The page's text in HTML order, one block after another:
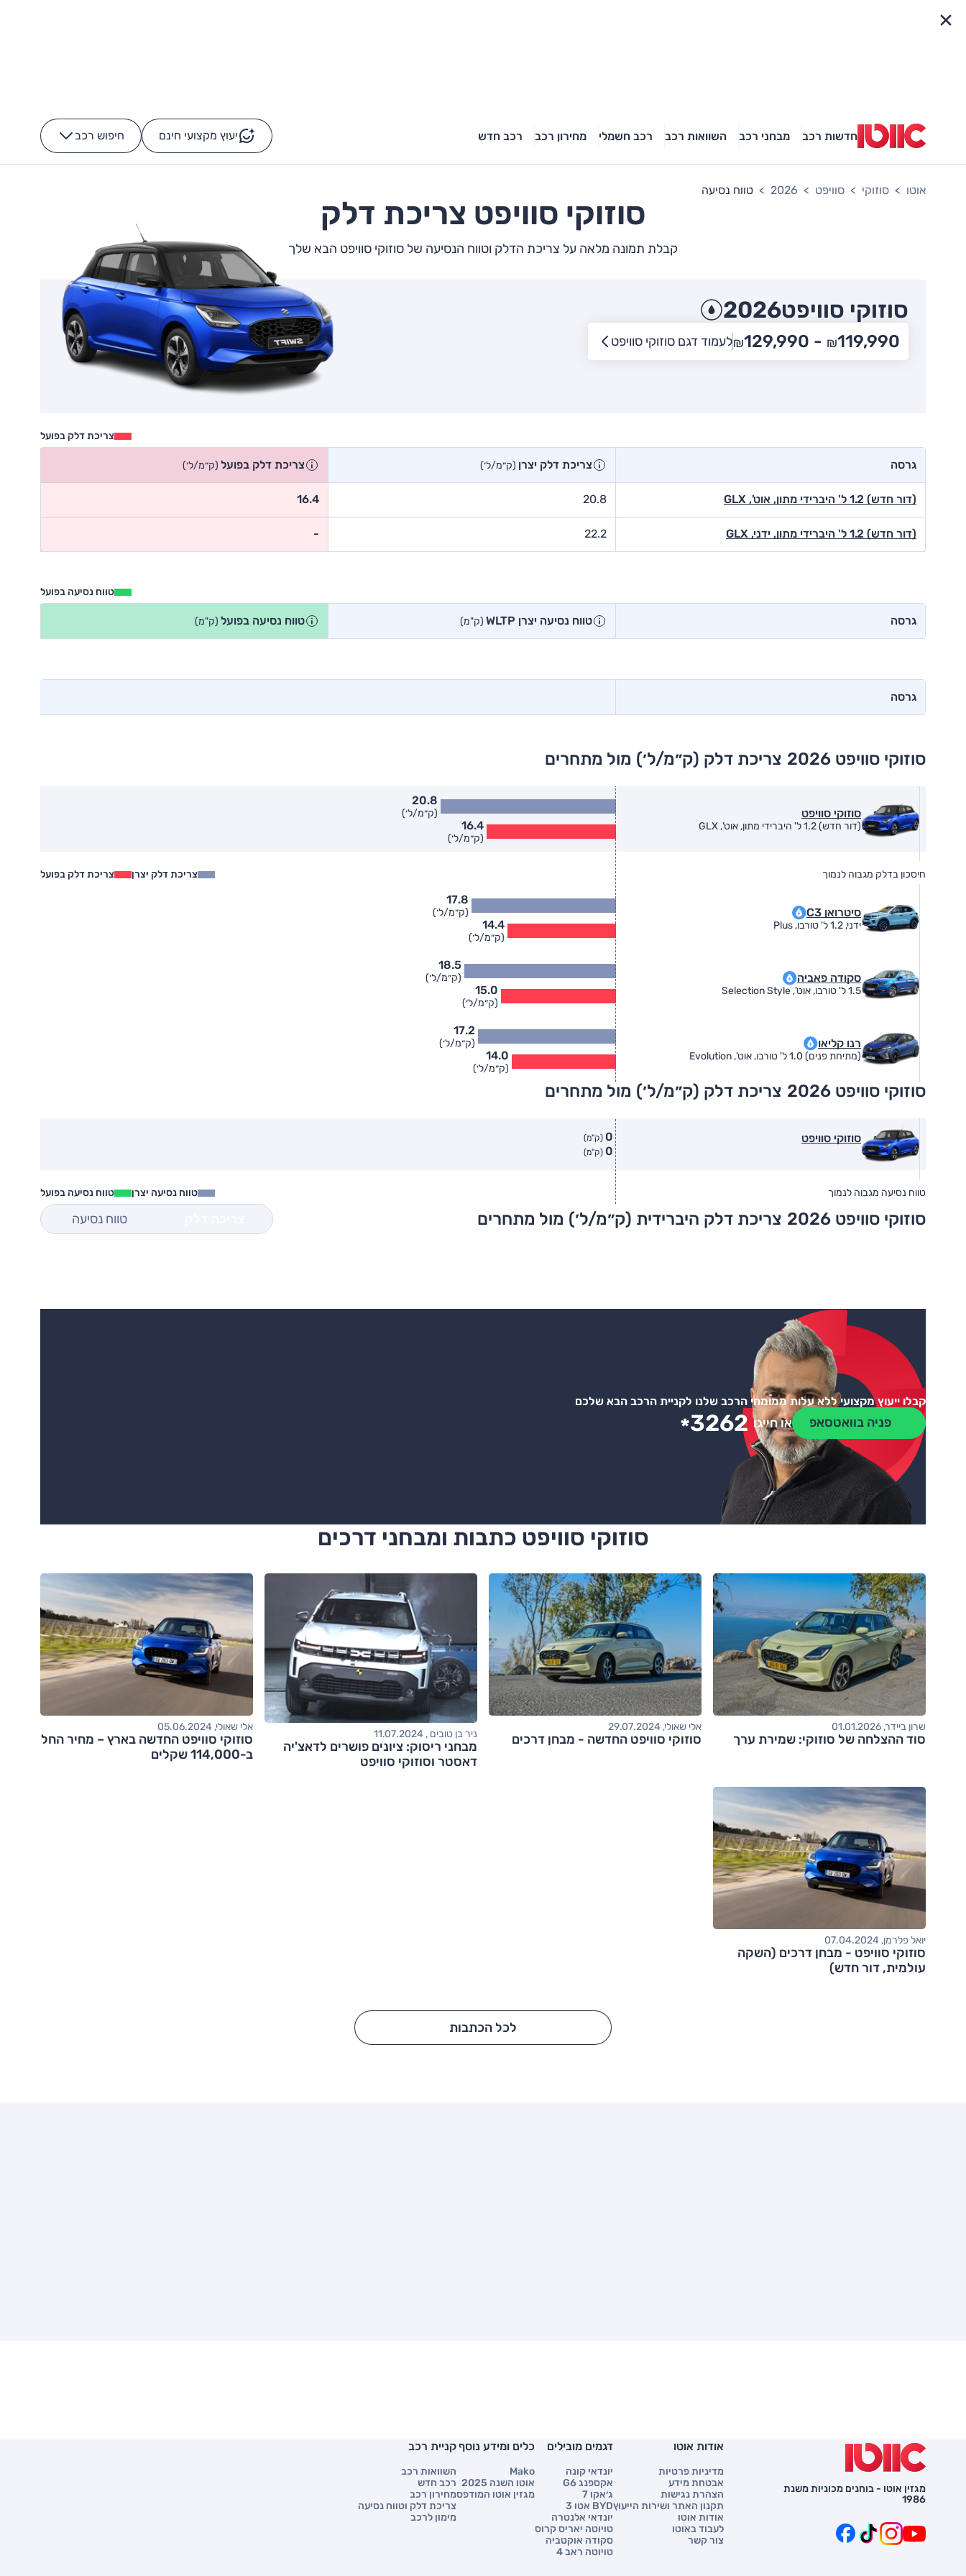
חדשות רכב מבחני רכב השוואות רכב רכב חשמלי מחירון רכב רכב חדש יעוץ מקצועי חינם חיפוש רכב -
אוטו סוזוקי סוויפט 2026 טווח נסיעה
סוזוקי סוויפט צריכת דלק
קבלת תמונה מלאה על צריכת הדלק וטווח הנסיעה של סוזוקי סוויפט הבא שלך
סוזוקי סוויפט2026
₪119,990 -
₪129,990 לעמוד דגם סוזוקי סוויפט
צריכת דלק בפועל
גרסה צריכת דלק יצרן (ק״מ/ל׳) צריכת דלק בפועל (ק״מ/ל׳)
(דור חדש) 1.2 ל' היברידי מתון, אוט', GLX 20.8
16.4
(דור חדש) 1.2 ל' היברידי מתון, ידני, GLX 22.2
-
טווח נסיעה בפועל
גרסה טווח נסיעה יצרן WLTP (ק"מ) טווח נסיעה בפועל (ק"מ)
גרסה
סוזוקי סוויפט 2026 צריכת דלק (ק״מ/ל׳) מול מתחרים
סוזוקי סוויפט
(דור חדש) 1.2 ל' היברידי מתון, אוט', GLX
20.8
(ק״מ/ל׳)
16.4
(ק״מ/ל׳)
חיסכון בדלק מגבוה לנמוך צריכת דלק יצרן צריכת דלק בפועל
סיטרואן C3
ידני, 1.2 ל' טורבו, Plus
17.8
(ק״מ/ל׳)
14.4
(ק״מ/ל׳)
סקודה פאביה
1.5 ל' טורבו, אוט', Selection Style
18.5
(ק״מ/ל׳)
15.0
(ק״מ/ל׳)
רנו קליאו
(מתיחת פנים) 1.0 ל' טורבו, אוט', Evolution
17.2
(ק״מ/ל׳)
14.0
(ק״מ/ל׳)
סוזוקי סוויפט 2026 צריכת דלק (ק״מ/ל׳) מול מתחרים
סוזוקי סוויפט 0 (ק"מ)
0 (ק"מ)
טווח נסיעה מגבוה לנמוך טווח נסיעה יצרן טווח נסיעה בפועל
סוזוקי סוויפט 2026 צריכת דלק היברידית (ק״מ/ל׳) מול מתחרים טווח נסיעה
קבלו ייעוץ מקצועי ללא עלות ממומחי הרכב שלנו לקניית הרכב הבא שלכם
פניה בוואטסאפ או חייגו *3262
סוזוקי סוויפט כתבות ומבחני דרכים
שרון ביידר, 01.01.2026
סוד ההצלחה של סוזוקי: שמירת ערך
אלי שאולי, 29.07.2024
סוזוקי סוויפט החדשה - מבחן דרכים ניר בן טובים , 11.07.2024
מבחני ריסוק: ציונים פושרים לדאצ'יה
דאסטר וסוזוקי סוויפט
אלי שאולי, 05.06.2024
סוזוקי סוויפט החדשה בארץ – מחיר החל
ב-114,000 שקלים
יואל פלרמן, 07.04.2024
סוזוקי סוויפט - מבחן דרכים (השקה
עולמית, דור חדש)
לכל הכתבות
מגזין אוטו - בוחנים מכוניות משנת
1986
אודות אוטו
מדיניות פרטיות
אבטחת מידע
הצהרת נגישות
תקנון האתר ושירות הייעוץ
אודות אוטו
לעבוד באוטו
צור קשר
דגמים מובילים
יונדאי קונה
אקספנג G6
ג׳אקו 7
BYD אטו 3
יונדאי אלנטרה
טויוטה יאריס קרוס
סקודה אוקטביה
טויוטה ראב 4
כלים ומידע נוסף
Mako
אוטו השנה 2025
מגזין אוטו המודפס
קניית רכב
השוואות רכב
רכב חדש
מחירון רכב
צריכת דלק וטווח נסיעה
מימון לרכב